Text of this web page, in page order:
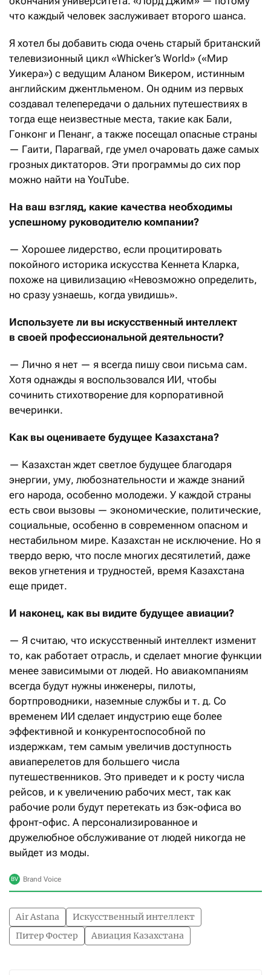
что каждый человек заслуживает второго шанса.
Я хотел бы добавить сюда очень старый британский
телевизионный цикл «Whicker’s World» («Мир
Уикера») с ведущим Аланом Викером, истинным
английским джентльменом. Он одним из первых
создавал телепередачи о дальних путешествиях в
тогда еще неизвестные места, такие как Бали,
Гонконг и Пенанг, а также посещал опасные страны
— Гаити, Парагвай, где умел очаровать даже самых
грозных диктаторов. Эти программы до сих пор
можно найти на YouTube.
На ваш взгляд, какие качества необходимы
успешному руководителю компании?
— Хорошее лидерство, если процитировать
покойного историка искусства Кеннета Кларка,
похоже на цивилизацию «Невозможно определить,
но сразу узнаешь, когда увидишь».
Используете ли вы искусственный интеллект
в своей профессиональной деятельности?
— Лично я нет — я всегда пишу свои письма сам.
Хотя однажды я воспользовался ИИ, чтобы
сочинить стихотворение для корпоративной
вечеринки.
Как вы оцениваете будущее Казахстана?
— Казахстан ждет светлое будущее благодаря
энергии, уму, любознательности и жажде знаний
его народа, особенно молодежи. У каждой страны
есть свои вызовы — экономические, политические,
социальные, особенно в современном опасном и
нестабильном мире. Казахстан не исключение. Но я
твердо верю, что после многих десятилетий, даже
веков угнетения и трудностей, время Казахстана
еще придет.
И наконец, как вы видите будущее авиации?
— Я считаю, что искусственный интеллект изменит
то, как работает отрасль, и сделает многие функции
менее зависимыми от людей. Но авиакомпаниям
всегда будут нужны инженеры, пилоты,
бортпроводники, наземные службы и т. д. Со
временем ИИ сделает индустрию еще более
эффективной и конкурентоспособной по
издержкам, тем самым увеличив доступность
авиаперелетов для большего числа
путешественников. Это приведет и к росту числа
рейсов, и к увеличению рабочих мест, так как
рабочие роли будут перетекать из бэк-офиса во
фронт-офис. А персонализированное и
дружелюбное обслуживание от людей никогда не
выйдет из моды.
Air Astana
Искусственный интеллект
Питер Фостер
Авиация Казахстана